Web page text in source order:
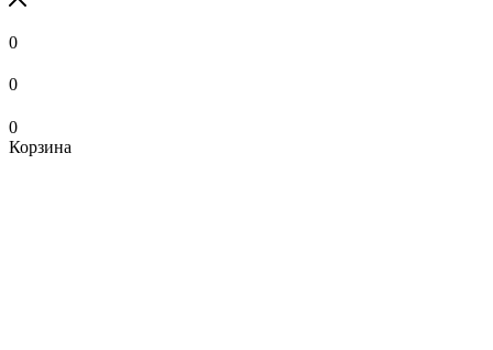
0
0
0
Корзина